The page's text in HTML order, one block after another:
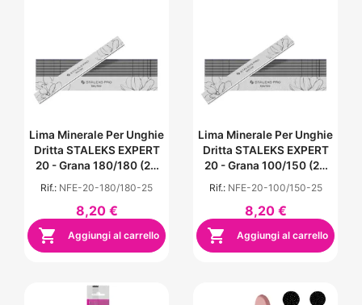
Lima Minerale Per Unghie
Dritta STALEKS EXPERT
20 - Grana 180/180 (25
Pz)
Rif.: NFE-20-180/180-25
8,20 €
 Aggiungi al carrello
Lima Minerale Per Unghie
Dritta STALEKS EXPERT
20 - Grana 100/150 (25
Pz)
Rif.: NFE-20-100/150-25
8,20 €
 Aggiungi al carrello